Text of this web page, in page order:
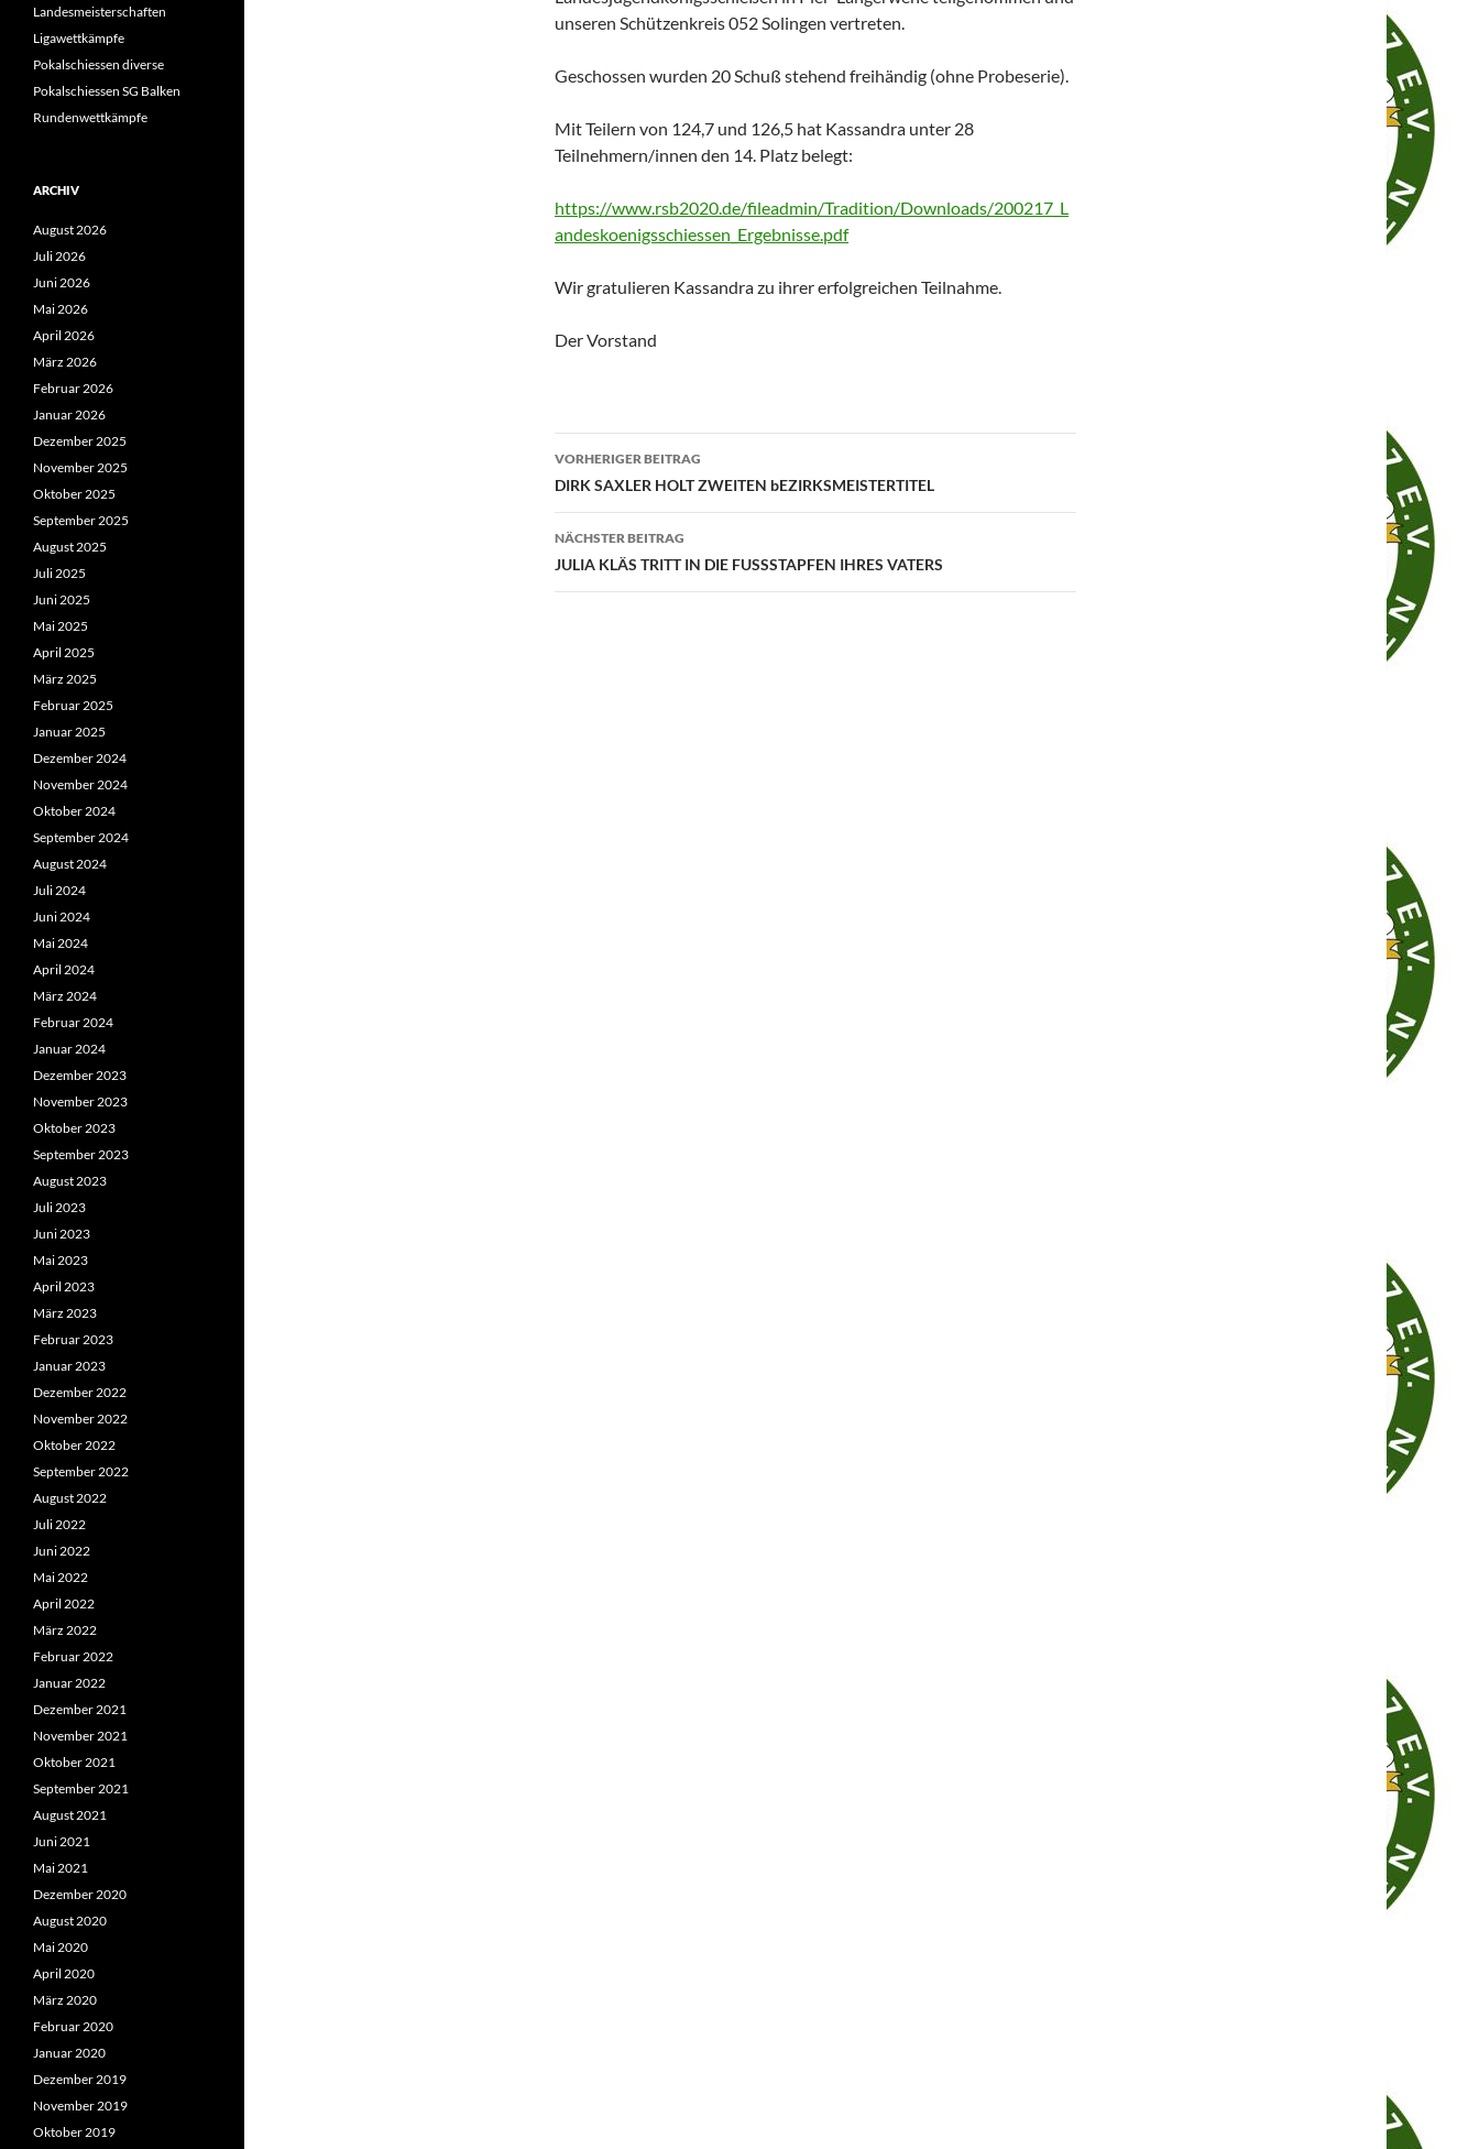
unseren Schützenkreis 052 Solingen vertreten.
Geschossen wurden 20 Schuß stehend freihändig (ohne Probeserie).
Mit Teilern von 124,7 und 126,5 hat Kassandra unter 28
Teilnehmern/innen den 14. Platz belegt:
https://www.rsb2020.de/fileadmin/Tradition/Downloads/200217_L
andeskoenigsschiessen_Ergebnisse.pdf
Wir gratulieren Kassandra zu ihrer erfolgreichen Teilnahme.
Der Vorstand
Beitragsnavigation
VORHERIGER BEITRAG
DIRK SAXLER HOLT ZWEITEN bEZIRKSMEISTERTITEL
NÄCHSTER BEITRAG
JULIA KLÄS TRITT IN DIE FUSSSTAPFEN IHRES VATERS
Landesmeisterschaften
Ligawettkämpfe
Pokalschiessen diverse
Pokalschiessen SG Balken
Rundenwettkämpfe
ARCHIV
August 2026
Juli 2026
Juni 2026
Mai 2026
April 2026
März 2026
Februar 2026
Januar 2026
Dezember 2025
November 2025
Oktober 2025
September 2025
August 2025
Juli 2025
Juni 2025
Mai 2025
April 2025
März 2025
Februar 2025
Januar 2025
Dezember 2024
November 2024
Oktober 2024
September 2024
August 2024
Juli 2024
Juni 2024
Mai 2024
April 2024
März 2024
Februar 2024
Januar 2024
Dezember 2023
November 2023
Oktober 2023
September 2023
August 2023
Juli 2023
Juni 2023
Mai 2023
April 2023
März 2023
Februar 2023
Januar 2023
Dezember 2022
November 2022
Oktober 2022
September 2022
August 2022
Juli 2022
Juni 2022
Mai 2022
April 2022
März 2022
Februar 2022
Januar 2022
Dezember 2021
November 2021
Oktober 2021
September 2021
August 2021
Juni 2021
Mai 2021
Dezember 2020
August 2020
Mai 2020
April 2020
März 2020
Februar 2020
Januar 2020
Dezember 2019
November 2019
Oktober 2019